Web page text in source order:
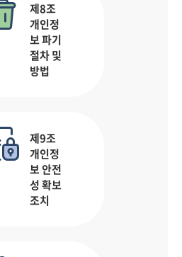
제8조
개인정
보 파기
절차 및
방법
제9조
개인정
보 안전
성 확보
조치